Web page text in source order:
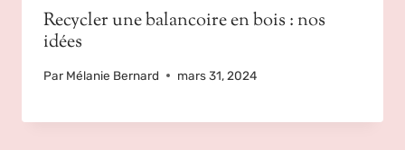
Recycler une balancoire en bois : nos
idées
Par Mélanie Bernard mars 31, 2024